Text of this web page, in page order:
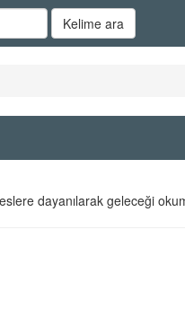
Kelime ara
dayanılarak geleceği